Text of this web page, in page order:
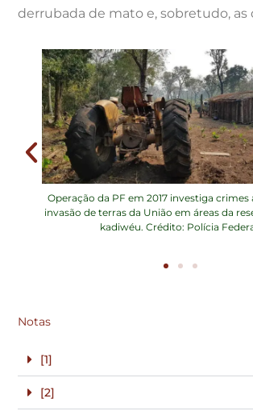
derrubada de mato e, sobretudo, as
Operação da PF em 2017 investiga
invasão de terras da União em áreas da
kadiwéu. Crédito: Polícia
Notas
[1]
[2]